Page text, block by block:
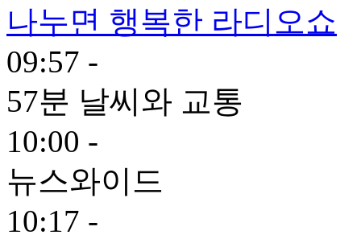
나누면 행복한 라디오쇼
09:57 -
57분 날씨와 교통
10:00 -
뉴스와이드
10:17 -